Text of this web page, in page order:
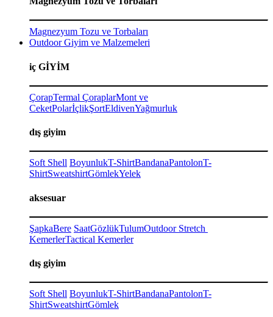
Magnezyum Tozu ve Torbaları
Outdoor Giyim ve Malzemeleri
iç GİYİM
ÇorapTermal ÇoraplarMont ve
CeketPolarİçlikŞortEldivenYağmurluk
dış giyim
Soft Shell BoyunlukT-ShirtBandanaPantolonT-
ShirtSweatshirtGömlekYelek
aksesuar
ŞapkaBere SaatGözlükTulumOutdoor Stretch
KemerlerTactical Kemerler
dış giyim
Soft Shell BoyunlukT-ShirtBandanaPantolonT-
ShirtSweatshirtGömlek